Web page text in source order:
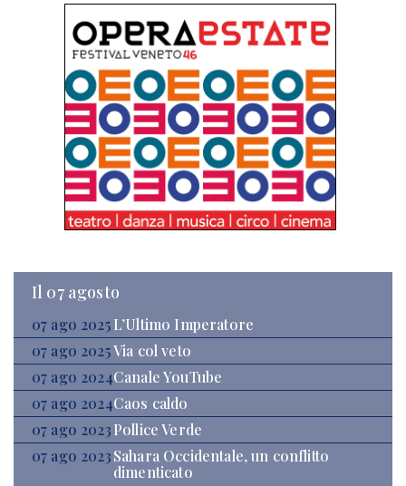
Il 07 agosto
07 ago 2025 L’Ultimo Imperatore
07 ago 2025Via col veto
07 ago 2024Canale YouTube
07 ago 2024Caos caldo
07 ago 2023Pollice Verde
07 ago 2023Sahara Occidentale, un conflitto
dimenticato